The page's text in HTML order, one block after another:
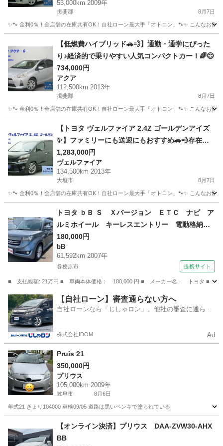
53,000km 2009年
揖斐郡 8月7日
✨🐾 金利0％！全店舗の在庫共有OK！自社ローン最大手「オトロン」🐾✨ こんなお
プリウス
【低燃費ハイブリッド🚗💨】通勤・通学にぴった
り♪経済的で乗りやすい人気コンパクトカー！🌈😊
734,000円
アクア
112,500km 2013年
揖斐郡 8月7日
✨🐾 金利0％！全店舗の在庫共有OK！自社ローン最大手「オトロン」🐾✨ こんなお
アクア
【トヨタ ヴェルファイア 2.4Z ゴールデンアイズ
✨】ファミリーにも送迎にもおすすめ🚗💨存在感
抜群の1台♪
1,283,000円
ヴェルファイア
134,500km 2013年
大垣市 8月7日
✨🐾 金利0％！全店舗の在庫共有OK！自社ローン最大手「オトロン」🐾✨ こんなお
ヴェルファイア 車両
トヨタ ｂＢ Ｓ Ｘバージョン ＥＴＣ ナビ ア
ルミホイール キーレスエントリー 電動格納ミ
ラー ＡＴ 衝突安全ボディ ベンチシート Ａ
ＢＳ ＣＤ ＤＶＤ再生 エアコン パワーステ
アリング 現状渡し （なし）
180,000円
bB
61,592km 2007年
各務原市 提携サイト
■ 支払総額: 21万円 ■ 車両本体価格： 180,000 円 ■ メーカー名： トヨタ ■
岐阜 各務原市 bB
【自社ローン】審査通らない方へ
自社ローンなら「じしゃロン」。他社の審査に通らな
株式会社IDOM Ad
Pruis 21
350,000円
プリウス
105,000km 2009年
岐阜市 8月6日
年式21 きょり104000 車検09/05 道路は黒いペンキで塗られている
プリウス
【オンライン決済】プリウス DAA-ZVW30-AHX
BB